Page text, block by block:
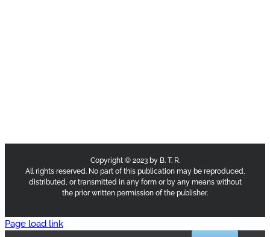
Copyright © 2023 by B. T. R.
All rights reserved. No part of this publication may be reproduced,
distributed, or transmitted in any form or by any means without
the prior written permission of the publisher.
Page load link